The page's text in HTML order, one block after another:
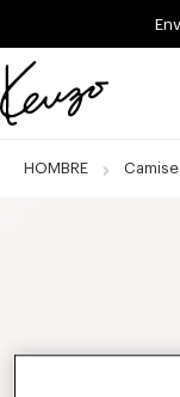
Skip to main
Skip to footer
Página
HOMBRE